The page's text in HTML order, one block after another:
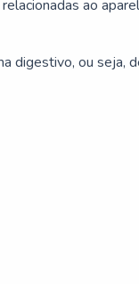
ao
digestivo, ou seja,